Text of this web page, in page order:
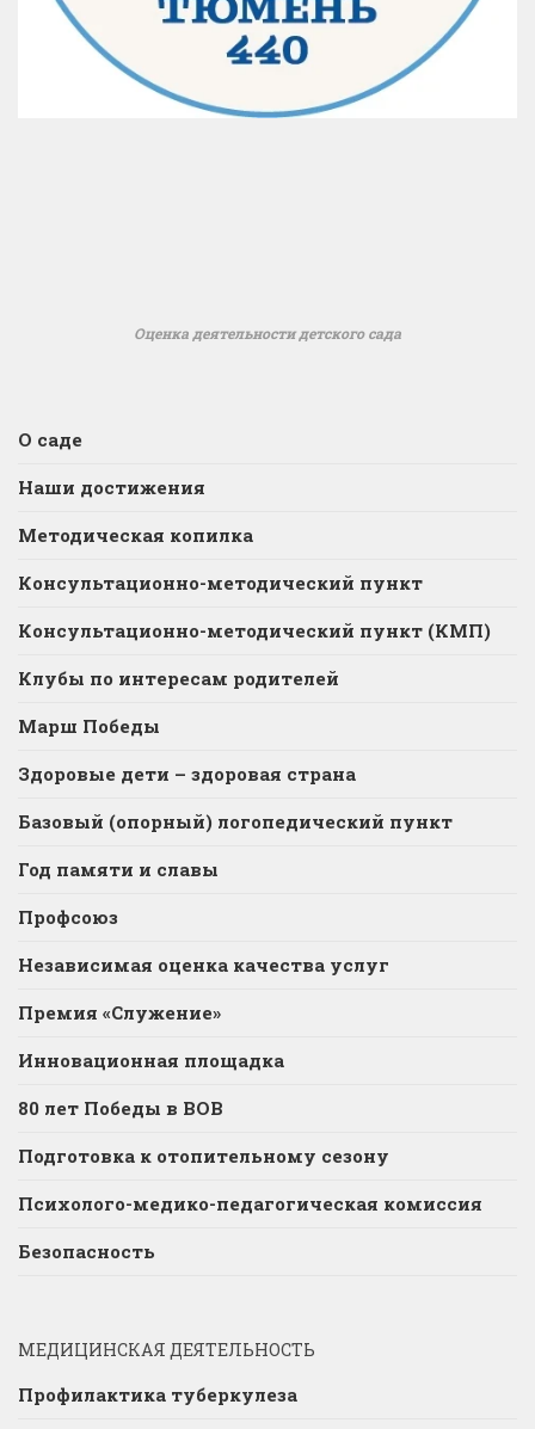
Оценка деятельности детского сада
О саде
Наши достижения
Методическая копилка
Консультационно-методический пункт
Консультационно-методический пункт (КМП)
Клубы по интересам родителей
Марш Победы
Здоровые дети – здоровая страна
Базовый (опорный) логопедический пункт
Год памяти и славы
Профсоюз
Независимая оценка качества услуг
Премия «Служение»
Инновационная площадка
80 лет Победы в ВОВ
Подготовка к отопительному сезону
Психолого-медико-педагогическая комиссия
Безопасность
МЕДИЦИНСКАЯ ДЕЯТЕЛЬНОСТЬ
Профилактика туберкулеза